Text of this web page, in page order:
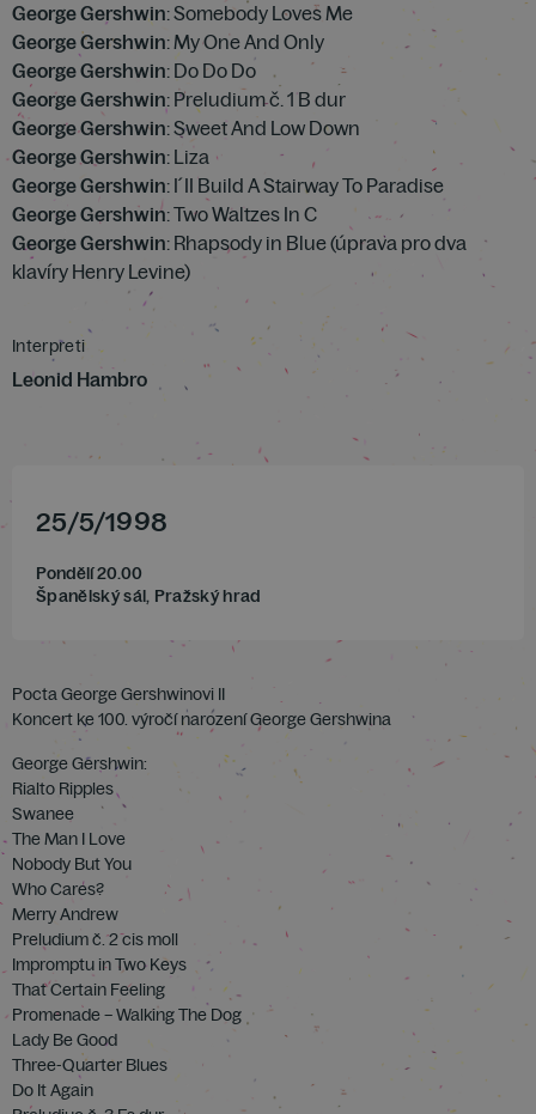
George Gershwin: Somebody Loves Me
George Gershwin: My One And Only
George Gershwin: Do Do Do
George Gershwin: Preludium č. 1 B dur
George Gershwin: Sweet And Low Down
George Gershwin: Liza
George Gershwin: I´II Build A Stairway To Paradise
George Gershwin: Two Waltzes In C
George Gershwin: Rhapsody in Blue (úprava pro dva
klavíry Henry Levine)
Interpreti
Leonid Hambro
25/5/1998
Pondělí 20.00
Španělský sál, Pražský hrad
Pocta George Gershwinovi II
Koncert ke 100. výročí narození George Gershwina
George Gershwin:
Rialto Ripples
Swanee
The Man I Love
Nobody But You
Who Cares?
Merry Andrew
Preludium č. 2 cis moll
Impromptu in Two Keys
That Certain Feeling
Promenade – Walking The Dog
Lady Be Good
Three-Quarter Blues
Do It Again